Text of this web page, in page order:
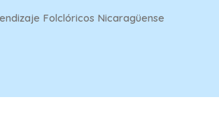
Folclóricos Nicaragüense